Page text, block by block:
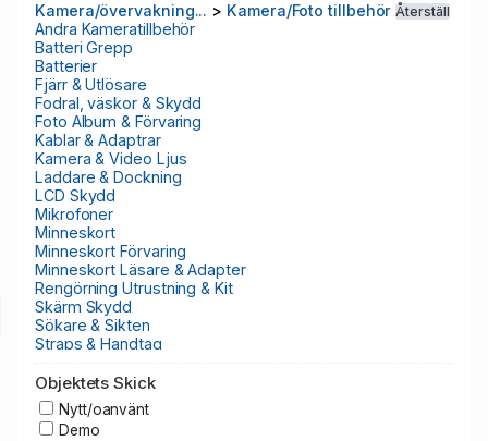
Kamera/övervakning... > Kamera/Foto tillbehör Återställ
Andra Kameratillbehör
Batteri Grepp
Batterier
Fjärr & Utlösare
Fodral, väskor & Skydd
Foto Album & Förvaring
Kablar & Adaptrar
Kamera & Video Ljus
Laddare & Dockning
LCD Skydd
Mikrofoner
Minneskort
Minneskort Förvaring
Minneskort Läsare & Adapter
Rengörning Utrustning & Kit
Skärm Skydd
Sökare & Sikten
Straps & Handtag
Vattentäta Fodral & Boxar
Videoband och disk
Objektets Skick
Nytt/oanvänt
Demo